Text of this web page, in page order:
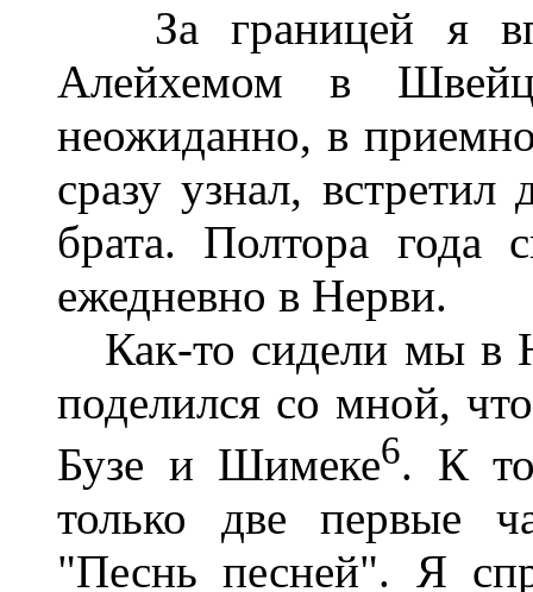
За границей я
Алейхемом в
неожиданно, в
сразу узнал,
брата. Полтора года
ежедневно в Нерви.
Как-то сидели мы в
поделился со мной,
Бузе и Шимеке6. К
только две первые
"Песнь песней". Я